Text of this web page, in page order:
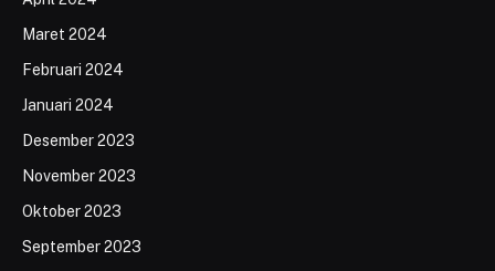
Maret 2024
Februari 2024
Januari 2024
Desember 2023
November 2023
Oktober 2023
September 2023